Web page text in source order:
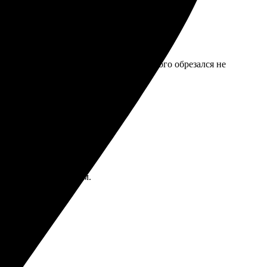
но один разворот немного обрезался не
Рекомендую друзьям.